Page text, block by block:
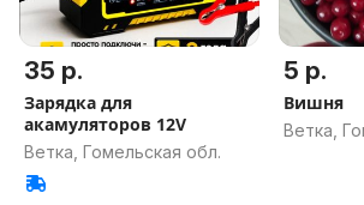
35 р.
Зарядка для
акамуляторов 12V
Ветка, Гомельская обл.
5 р.
Вишня
Ветка,